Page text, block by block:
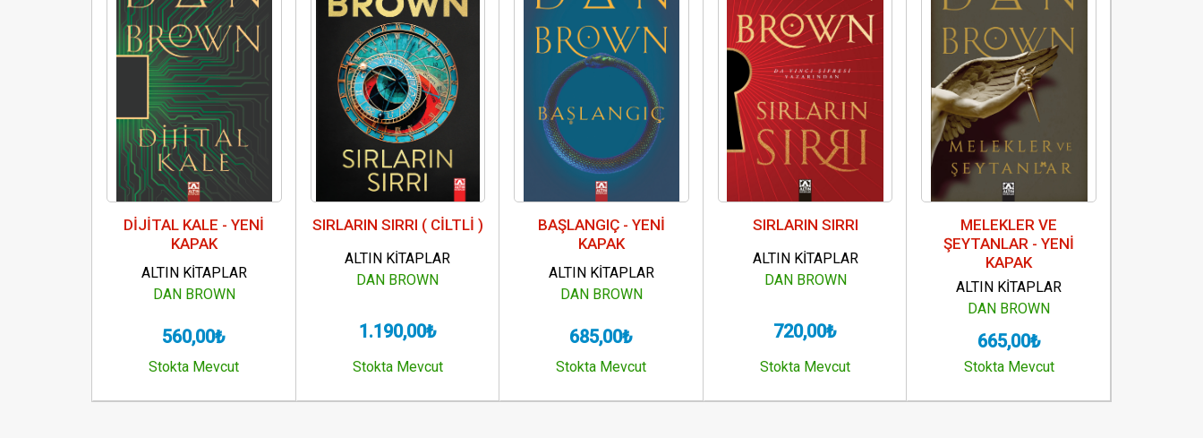
DİJİTAL KALE - YENİ
KAPAK
ALTIN KİTAPLAR
DAN BROWN
560,00₺
Stokta Mevcut
SIRLARIN SIRRI ( CİLTLİ )
ALTIN KİTAPLAR
DAN BROWN
1.190,00₺
Stokta Mevcut
BAŞLANGIÇ - YENİ
KAPAK
ALTIN KİTAPLAR
DAN BROWN
685,00₺
Stokta Mevcut
SIRLARIN SIRRI
ALTIN KİTAPLAR
DAN BROWN
720,00₺
Stokta Mevcut
MELEKLER VE
ŞEYTANLAR - YENİ
KAPAK
ALTIN KİTAPLAR
DAN BROWN
665,00₺
Stokta Mevcut